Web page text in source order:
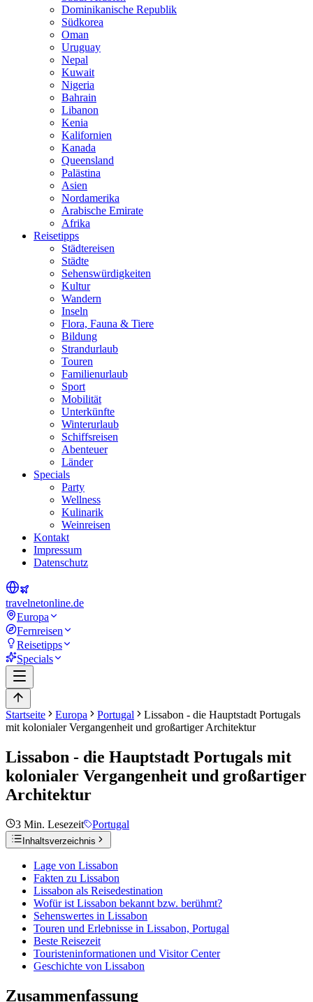
Dominikanische Republik
Südkorea
Oman
Uruguay
Nepal
Kuwait
Nigeria
Bahrain
Libanon
Kenia
Kalifornien
Kanada
Queensland
Palästina
Asien
Nordamerika
Arabische Emirate
Afrika
Reisetipps
Städtereisen
Städte
Sehenswürdigkeiten
Kultur
Wandern
Inseln
Flora, Fauna & Tiere
Bildung
Strandurlaub
Touren
Familienurlaub
Sport
Mobilität
Unterkünfte
Winterurlaub
Schiffsreisen
Abenteuer
Länder
Specials
Party
Wellness
Kulinarik
Weinreisen
Kontakt
Impressum
Datenschutz
travelnetonline.de
Europa
Fernreisen
Reisetipps
Specials
Startseite Europa Portugal
Lissabon - die Hauptstadt Portugals
mit kolonialer Vergangenheit und großartiger Architektur
Lissabon - die Hauptstadt Portugals mit
kolonialer Vergangenheit und großartiger
Architektur
3 Min. Lesezeit Portugal
Inhaltsverzeichnis
Lage von Lissabon
Fakten zu Lissabon
Lissabon als Reisedestination
Wofür ist Lissabon bekannt bzw. berühmt?
Sehenswertes in Lissabon
Touren und Erlebnisse in Lissabon, Portugal
Beste Reisezeit
Touristeninformationen und Visitor Center
Geschichte von Lissabon
Zusammenfassung